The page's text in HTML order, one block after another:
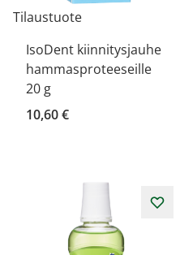
Tilaustuote
IsoDent kiinnitysjauhe
hammasproteeseille
20 g
10,60 €